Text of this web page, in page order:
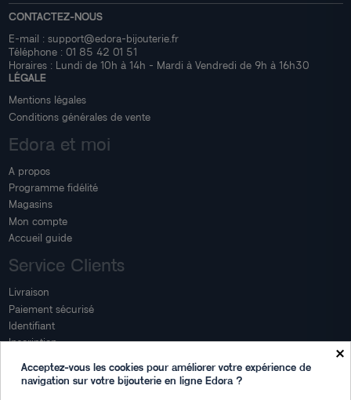
CONTACTEZ-NOUS
E-mail : support@edora-bijouterie.fr
Téléphone : 01 85 42 01 51
Horaires : Lundi de 10h à 14h - Mardi à Vendredi de 9h à 16h30
LÉGALE
Mentions légales
Conditions générales de vente
Edora et moi
A propos
Programme fidélité
Magasins
Mon compte
Accueil guide
Service Clients
Livraison
Paiement sécurisé
Identifiant
Inscription
Mon espace
×
Acceptez-vous les cookies pour améliorer votre expérience de
navigation sur votre bijouterie en ligne Edora ?